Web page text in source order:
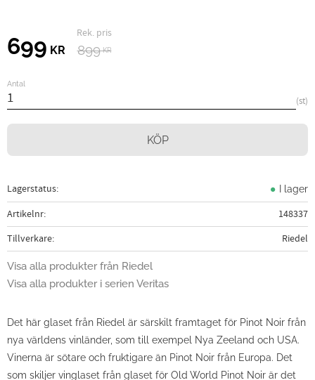
Nedsatt pris:
699 KR
Ordinarie pris:
899KR
Antal
st
KÖP
Lagerstatus I lager
Artikelnr
148337
Tillverkare
Riedel
Visa alla produkter från Riedel
Visa alla produkter i serien Veritas
Det här glaset från Riedel är särskilt framtaget för Pinot Noir från
nya världens vinländer, som till exempel Nya Zeeland och USA.
Vinerna är sötare och fruktigare än Pinot Noir från Europa. Det
som skiljer vinglaset från glaset för Old World Pinot Noir är det